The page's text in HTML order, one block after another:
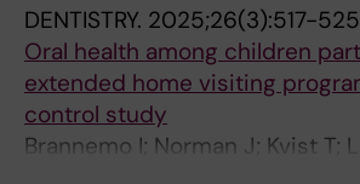
DENTISTRY. 2025;26(3):517-525
Oral health among children
extended home visiting
control study
Brannemo I; Norman J; Kvist T;